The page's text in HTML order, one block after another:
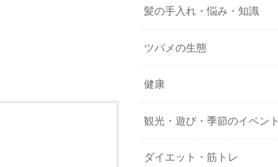
髪の手入れ・悩み・知識
ツバメの生態
健康
観光・遊び・季節のイベント
ダイエット・筋トレ